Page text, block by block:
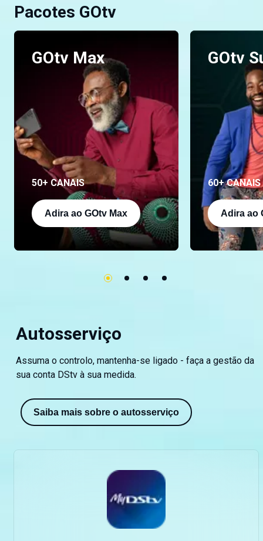
Pacotes GOtv
GOtv Max
50+ CANAIS
Adira ao GOtv Max
GOtv
60+ CANAIS
Adira ao
Autosserviço
Assuma o controlo, mantenha-se ligado - faça a gestão da
sua conta DStv à sua medida.
Saiba mais sobre o autosserviço